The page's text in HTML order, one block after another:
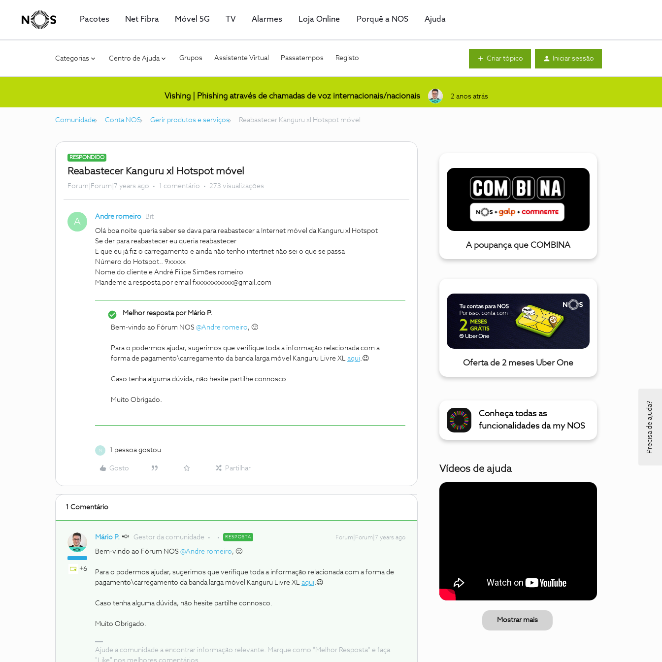
Pacotes Net Fibra Móvel 5G TV Alarmes Loja Online Porquê a NOS Ajuda
Categorias Centro de Ajuda Grupos Assistente Virtual Passatempos Registo Criar tópico Iniciar sessão
Vishing | Phishing através de chamadas de voz internacionais/nacionais 2 anos atrás
Comunidade Conta NOS Gerir produtos e serviços Reabastecer Kanguru xl Hotspot móvel
RESPONDIDO
Reabastecer Kanguru xl Hotspot móvel
Forum|Forum|7 years ago 1 comentário 273 visualizações
A Andre romeiro Bit
Olá boa noite queria saber se dava para reabastecer a Internet móvel da Kanguru xl Hotspot
Se der para reabastecer eu queria reabastecer
E que eu já fiz o carregamento e ainda não tenho intertnet não sei o que se passa
Número do Hotspot.. 9xxxxx
Nome do cliente e André Filipe Simões romeiro
Mandeme a resposta por email fxxxxxxxxxxx@gmail.com
Melhor resposta porMário P.
Bem-vindo ao Fórum NOS @Andre romeiro, 🙂
Para o podermos ajudar, sugerimos que verifique toda a informação relacionada com a
forma de pagamento\carregamento da banda larga móvel Kanguru Livre XL aqui.😉
Caso tenha alguma dúvida, não hesite partilhe connosco.
Muito Obrigado.
N 1 pessoa gostou
Gosto Partilhar
1 Comentário
+6
Mário P. Gestor da comunidade RESPOSTA Forum|Forum|7 years ago
Bem-vindo ao Fórum NOS @Andre romeiro, 🙂
Para o podermos ajudar, sugerimos que verifique toda a informação relacionada com a forma de
pagamento\carregamento da banda larga móvel Kanguru Livre XL aqui.😉
Caso tenha alguma dúvida, não hesite partilhe connosco.
Muito Obrigado.
Ajude a comunidade a encontrar informação relevante. Marque como "Melhor Resposta" e faça
"Like" nos melhores comentários.
A poupança que COMBINA
Oferta de 2 meses Uber One
Conheça todas as
funcionalidades da my NOS
Vídeos de ajuda
Mostrar mais
Precisa de ajuda?